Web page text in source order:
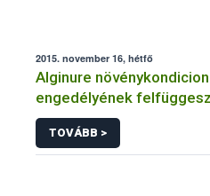
2015. november 16, hétfő
Alginure
engedélyének
TOVÁBB >